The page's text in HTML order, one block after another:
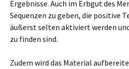
Ergebnisse. Auch im Erbgut des
Sequenzen zu geben, die positive
äußerst selten aktiviert werden
zu finden sind.
Zudem wird das Material